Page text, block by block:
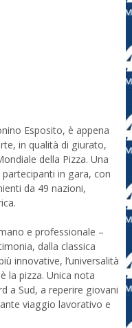
Esposito, è appena
in qualità di giurato,
della Pizza. Una
in gara, con
da 49 nazioni,
e professionale –
dalla classica
innovative, l’universalità
la pizza. Unica nota
a Sud, a reperire giovani
viaggio lavorativo e